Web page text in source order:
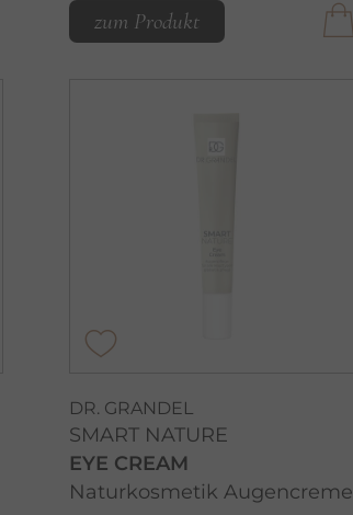
zum Produkt
DR. GRANDEL
SMART NATURE
EYE CREAM
Naturkosmetik Augencreme